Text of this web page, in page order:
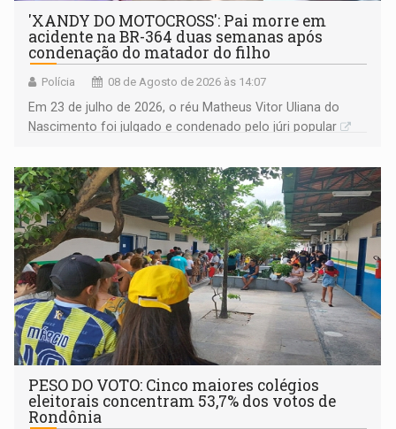
'XANDY DO MOTOCROSS': Pai morre em
acidente na BR-364 duas semanas após
condenação do matador do filho
Polícia 08 de Agosto de 2026 às 14:07
Em 23 de julho de 2026, o réu Matheus Vitor Uliana do
Nascimento foi julgado e condenado pelo júri popular
PESO DO VOTO: Cinco maiores colégios
eleitorais concentram 53,7% dos votos de
Rondônia